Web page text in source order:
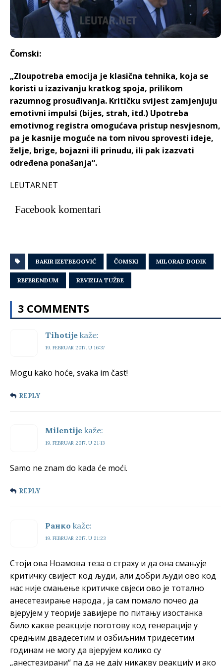
Čomski:
„Zloupotreba emocija je klasična tehnika, koja se
koristi u izazivanju kratkog spoja, prilikom
razumnog prosuđivanja. Kritičku svijest zamjenjuju
emotivni impulsi (bijes, strah, itd.) Upotreba
emotivnog registra omogućava pristup nesvjesnom,
pa je kasnije moguće na tom nivou sprovesti ideje,
želje, brige, bojazni ili prinudu, ili pak izazvati
određena ponašanja“.
LEUTAR.NET
Facebook komentari
BAKIR IZETBEGOVIĆ ČOMSKI MILORAD DODIK
REFERENDUM REVIZIJA TUŽBE
3 COMMENTS
Tihotije kaže:
19. FEBRUAR 2017. U 16:37
Mogu kako hoće, svaka im čast!
REPLY
Milentije kaže:
19. FEBRUAR 2017. U 21:13
Samo ne znam do kada će moći.
REPLY
Ранко kaže:
19. FEBRUAR 2017. U 21:23
Стоји ова Ноамова теза о страху и да она смањује
критичку свијест код људи, али добри људи ово код
нас није смањење критичке свјеси ово је тотално
анесетезирање народа , ја сам помало почео да
вјерујем у теорије завијере по питању изостанка
било какве реакције поготову код генерације у
средњим двадесетим и озбиљним тридесетим
годинам не могу да вјерујем колико су
„анестезирани“ па да не дају никакву реакцију и ако